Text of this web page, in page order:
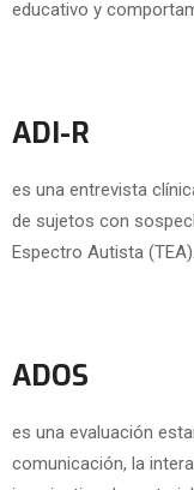
educativo y
ADI-R
es una entrevista
de sujetos con
Espectro Autista (TEA).
ADOS
es una evaluación
comunicación, la